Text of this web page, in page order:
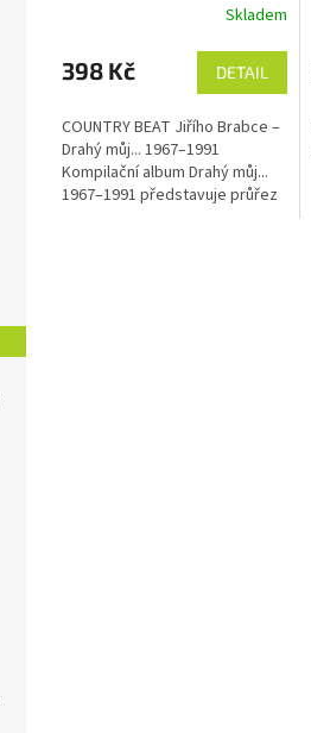
Skladem
398 Kč DETAIL
COUNTRY BEAT Jiřího Brabce –
Drahý můj... 1967–1991
Kompilační album Drahý můj...
1967–1991 představuje průřez